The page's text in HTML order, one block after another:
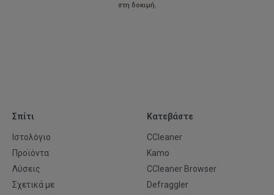
στη δοκιμή.
Σπίτι
Ιστολόγιο
Προϊόντα
Λύσεις
Σχετικά με
Κατεβάστε
CCleaner
Kamo
CCleaner Browser
Defraggler